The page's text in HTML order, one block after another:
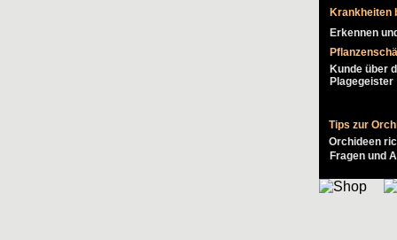
Orchideen
Fragen und
Tips zur
Kunde über
Plagegeister
Krankheiten
Erkennen